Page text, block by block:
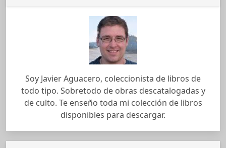
Soy Javier Aguacero, coleccionista de libros de
todo tipo. Sobretodo de obras descatalogadas y
de culto. Te enseño toda mi colección de libros
disponibles para descargar.